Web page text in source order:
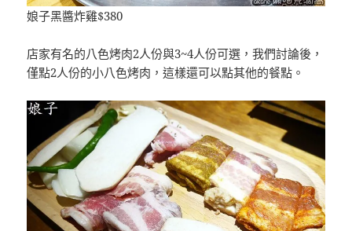
娘子黑醬炸雞$380
店家有名的八色烤肉2人份與3~4人份可選，我們討論後，
僅點2人份的小八色烤肉，這樣還可以點其他的餐點。